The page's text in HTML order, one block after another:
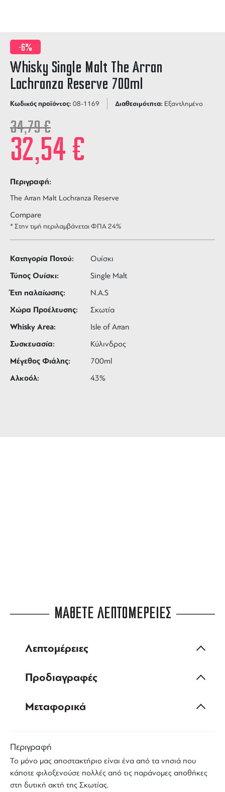
-6%
Whisky Single Malt The Arran
Lochranza Reserve 700ml
Κωδικός προϊόντος: 08-1169 Διαθεσιμότητα: Εξαντλημένο
34,79€
32,54€
Περιγραφή:
The Arran Malt Lochranza Reserve
Compare
* Στην τιμή περιλαμβάνεται ΦΠΑ 24%
Κατηγορία Ποτού: Ουίσκι
Τύπος Ουίσκι: Single Malt
Έτη παλαίωσης: N.A.S
Χώρα Προέλευσης: Σκωτία
Whisky Area: Isle of Arran
Συσκευασία: Κύλινδρος
Μέγεθος Φιάλης: 700ml
Αλκοόλ: 43%
ΜΑΘΕΤΕ ΛΕΠΤΟΜΕΡΕΙΕΣ
Λεπτομέρειες
Προδιαγραφές
Μεταφορικά
Περιγραφή
Το μόνο μας αποστακτήριο είναι ένα από τα νησιά που
κάποτε φιλοξενούσε πολλές από τις παράνομες αποθήκες
στη δυτική ακτή της Σκωτίας.